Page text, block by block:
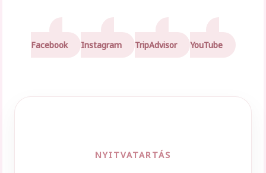
Facebook Instagram TripAdvisor YouTube
NYITVATARTÁS